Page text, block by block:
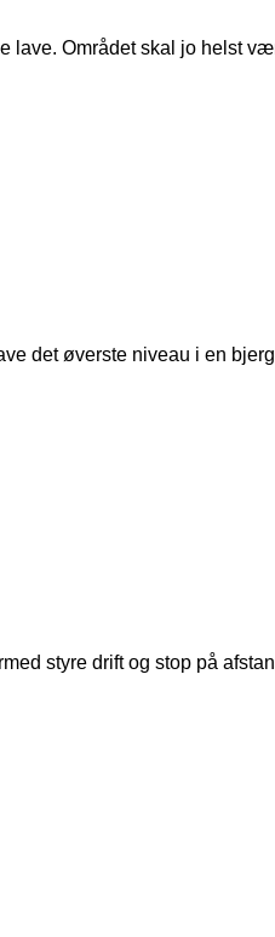
lave. Området skal jo helst
det øverste niveau i en
styre drift og stop på